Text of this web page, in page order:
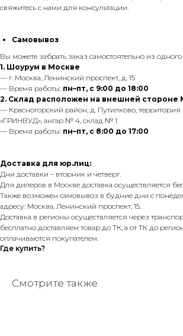
свяжитесь с нами для консультации.
Самовывоз
Вы можете забрать заказ самостоятельно из
1. Шоурум в Москве
— г. Москва, Ленинский проспект, д. 15
— Время работы: пн–пт, с 9:00 до 18:00
2. Склад расположен на внешней
— Красногорский район, д. Путилково,
«ГРИНВУД», ангар № 4, склад № 1
— Время работы: пн–пт, с 8:00 до 17:00
Доставка для юр.лиц:
Дни доставки – вторник и четверг.
Для дилеров в Москве доставка осуществляется
Также возможен самовывоз в будние дни с
адресу: Москва, Ленинский проспект, 15.
Доставка в регионы осуществляется через
бесплатно доставляем товар до ТК, а от ТК до
оплачиваются покупателем.
Где купить?
Смотрите также